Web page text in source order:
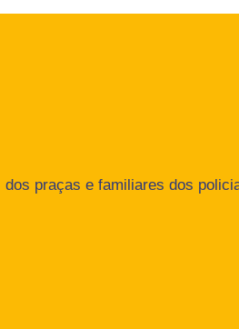
praças e familiares dos